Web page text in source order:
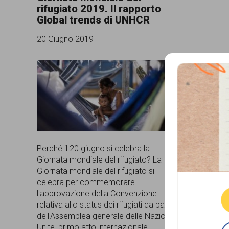
comunicazione
specificamente
al
fenomeno
razzismo
da
Lunaria
in
collaborazione
con
rifugiato 2019. Il rapporto
Global trends di UNHCR
20 Giugno 2019
Perché il 20 giugno si celebra la
Giornata mondiale del rifugiato? La
Giornata mondiale del rifugiato si
celebra per commemorare
l'approvazione della Convenzione
relativa allo status dei rifugiati da parte
dell'Assemblea generale delle Nazioni